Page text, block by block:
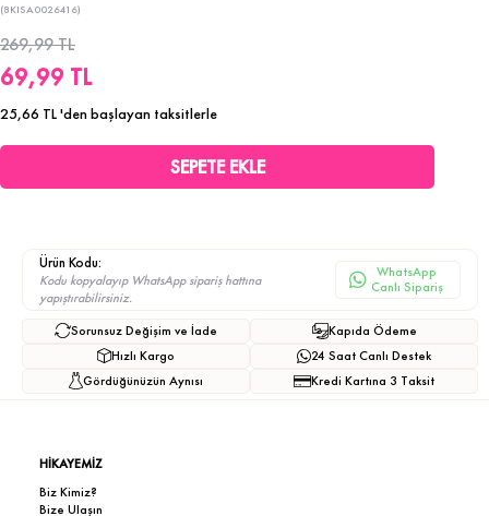
(8KISA0026416)
269,99 TL
69,99 TL
25,66 TL'den başlayan taksitlerle
Ürün Kodu:
Kodu kopyalayıp WhatsApp sipariş hattına
yapıştırabilirsiniz.
WhatsApp
Canlı Sipariş
Sorunsuz Değişim ve İade
Hızlı Kargo
Gördüğünüzün Aynısı
Kapıda Ödeme
24 Saat Canlı Destek
Kredi Kartına 3 Taksit
HİKAYEMİZ
Biz Kimiz?
Bize Ulaşın